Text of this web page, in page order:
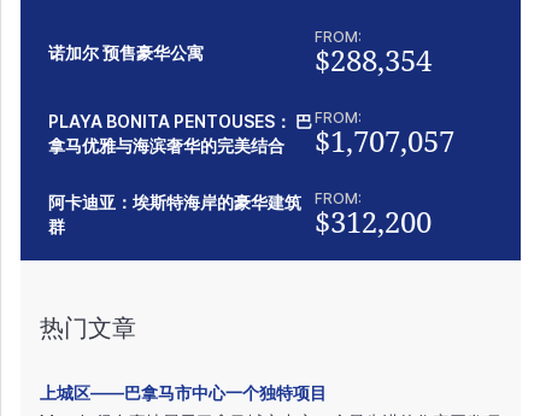
诺加尔 预售豪华公寓
FROM:
$288,354
PLAYA BONITA PENTOUSES： 巴
拿马优雅与海滨奢华的完美结合
FROM:
$1,707,057
阿卡迪亚：埃斯特海岸的豪华建筑
群
FROM:
$312,200
热门文章
上城区——巴拿马市中心一个独特项目